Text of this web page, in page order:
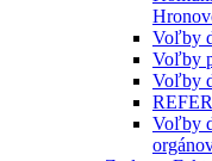
Voľby
Voľby
Voľby
Voľby